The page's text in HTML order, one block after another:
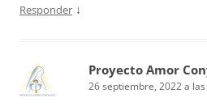
Responder ↓
Proyecto Amor
26 septiembre, 2022 a las